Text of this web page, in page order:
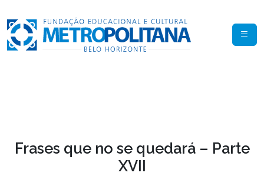
Frases que no se quedará – Parte
XVII